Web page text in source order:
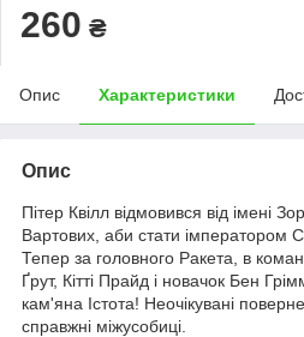
260 ₴
Опис Характеристики
Опис
Пітер Квілл відмовився від імені
Вартових, аби стати імператором
Тепер за головного Ракета, в
Ґрут, Кітті Прайд і новачок Бен
кам'яна Істота! Неочікувані
справжні міжусобиці.